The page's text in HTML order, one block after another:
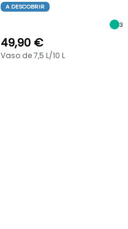
A DESCOBRIR
3
49,90 €
Vaso de 7,5 L/10 L